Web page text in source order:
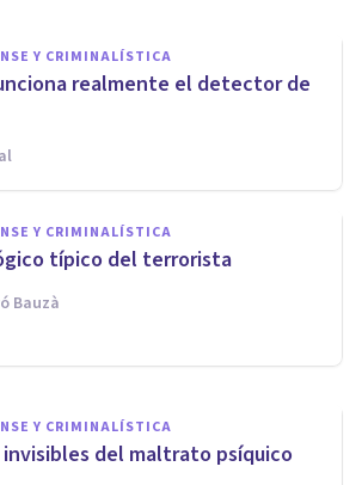
Y CRIMINALÍSTICA
realmente el detector de
Y CRIMINALÍSTICA
típico del terrorista
Bauzà
Y CRIMINALÍSTICA
perfil psicológico
manipulador de la
Y CRIMINALÍSTICA
del maltrato psíquico